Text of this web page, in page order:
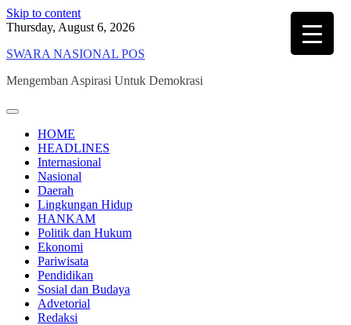
Skip to content
Thursday, August 6, 2026
SWARA NASIONAL POS
Mengemban Aspirasi Untuk Demokrasi
HOME
HEADLINES
Internasional
Nasional
Daerah
Lingkungan Hidup
HANKAM
Politik dan Hukum
Ekonomi
Pariwisata
Pendidikan
Sosial dan Budaya
Advetorial
Redaksi